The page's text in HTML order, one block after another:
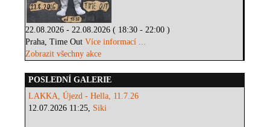
22.08.2026 - 22.08.2026 ( 18:30 - 22:00 )
Praha, Time OutVíce informací ...
Zobrazit všechny akce
POSLEDNÍ GALERIE
LAKKA, Újezd - Hella, 11.7.26
12.07.2026 11:25, Siki